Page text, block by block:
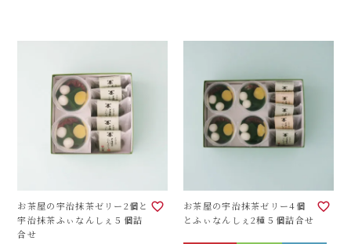
お茶屋の宇治抹茶ゼリー2個と
宇治抹茶ふぃなんしぇ５個詰
合せ
お茶屋の宇治抹茶ゼリー4個
とふぃなんしぇ2種５個詰合せ